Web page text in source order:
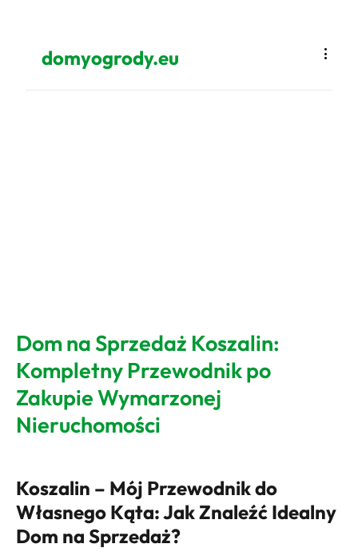
domyogrody.eu
Dom na Sprzedaż Koszalin:
Kompletny Przewodnik po
Zakupie Wymarzonej
Nieruchomości
Koszalin – Mój Przewodnik do
Własnego Kąta: Jak Znaleźć Idealny
Dom na Sprzedaż?